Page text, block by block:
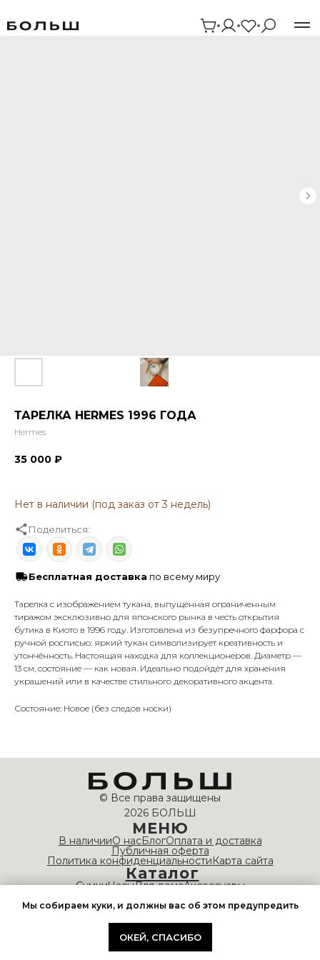
ТАРЕЛКА HERMES 1996 ГОДА
Hermes
35 000 ₽
Поделиться:
Бесплатная доставка по всему миру
Тарелка с изображением тукана, выпущенная ограниченным
тиражом эксклюзивно для японского рынка в честь открытия
бутика в Киото в 1996 году. Изготовлена из безупречного фарфора с
ручной росписью: яркий тукан символизирует креативность и
утончённость. Настоящая находка для коллекционеров. Диаметр —
13 см, состояние — как новая. Идеально подойдёт для хранения
украшений или в качестве стильного декоративного акцента.
Состояние: Новое (без следов носки)
© Все права защищены
2026 БОЛЬШ
МЕНЮ
В наличииО насБлогОплата и доставка
Публичная оферта
Политика конфиденциальностиКарта сайта
Каталог
СумкиЧасыДля домаАксессуары
НАШИ КОНТАКТЫ
info@bolshvintage.com
Время работы: 10:00 — 20:00
Мы собираем куки, и должны вас об этом предупредить
ОКЕЙ, СПАСИБО